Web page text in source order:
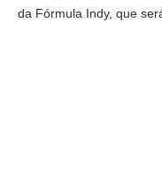
da Fórmula Indy, que